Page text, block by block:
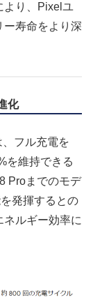
より、Pixelユ
ー寿命をより深
化
フル充電を
を維持できる
Proまでのモデ
発揮するとの
ルギー効率に